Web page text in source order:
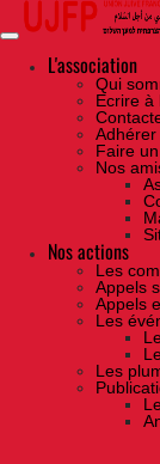
Skip
the
contentL'association
Qui
Ecrire à
Adhérer
Faire
Nos
Nos actions
Les
Appels
Appels
Les
Les